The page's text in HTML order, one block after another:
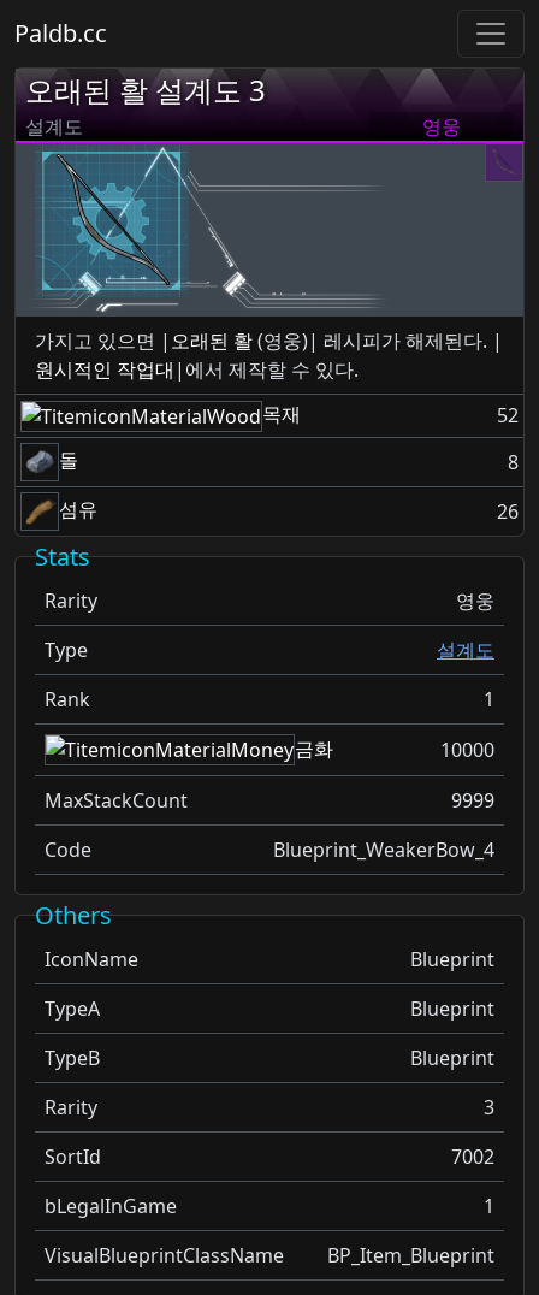
Paldb.cc
오래된 활 설계도 3
설계도 영웅
가지고 있으면 | 오래된 활(영웅)| 레시피가 해제된다. |
원시적인 작업대 |에서 제작할 수 있다.
목재
52
돌
8
섬유
26
Stats
Rarity
영웅
Type
설계도
Rank
1
금화
10000
MaxStackCount
9999
Code
Blueprint_WeakerBow_4
Others
IconName
Blueprint
TypeA
Blueprint
TypeB
Blueprint
Rarity
3
SortId
7002
bLegalInGame
1
VisualBlueprintClassName
BP_Item_Blueprint